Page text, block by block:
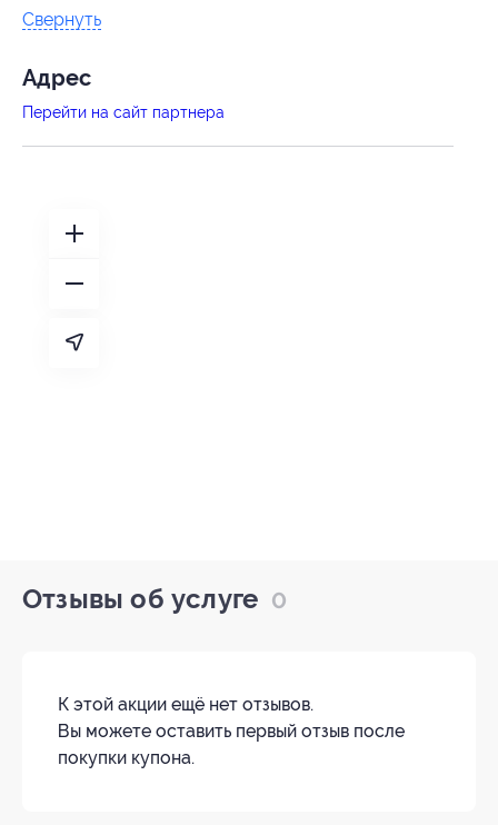
Свернуть
Адрес
Перейти на сайт партнера
Отзывы об услуге 0
К этой акции ещё нет отзывов.
Вы можете оставить первый отзыв после
покупки купона.